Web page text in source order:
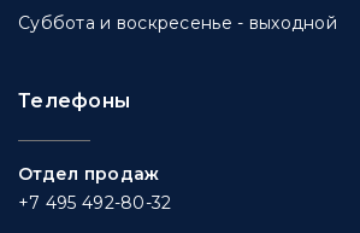
Суббота и воскресенье - выходной
Телефоны
Отдел продаж
+7 495 492-80-32